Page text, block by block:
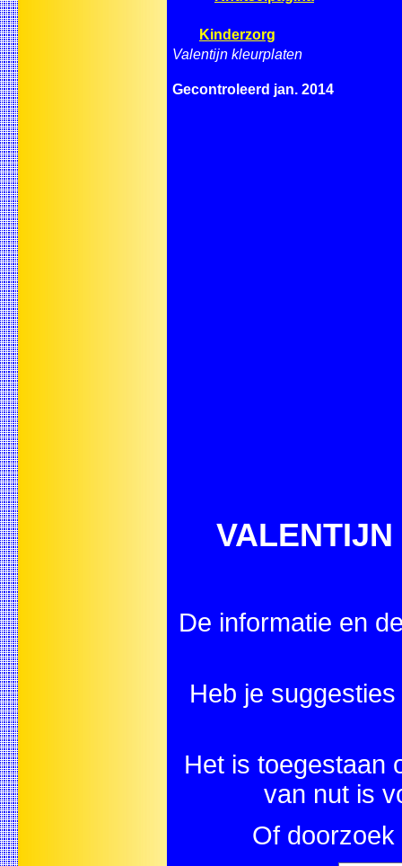
Kinderzorg
Valentijn kleurplaten
Gecontroleerd jan. 2014
De informatie en
Heb je
Het is toegestaan
van nut is
Of